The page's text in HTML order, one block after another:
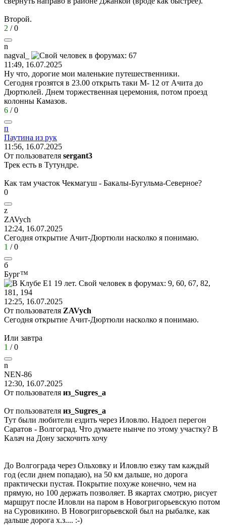
Второй.
2 /0
n
nagval_
11:49, 16.07.2025
Ну что, дорогие мои маленькие путешественники.
Сегодня грозятся в 23.00 открыть таки М- 12 от Ачита до
Дюртюлей. Днем торжественная церемония, потом проезд
колонны Камазов.
6 /0
п
Паутина из рук
11:56, 16.07.2025
От пользователя sergant3
Трек есть в Тутундре.
Как там участок Чекмагуш - Бакалы-Бугульма-Северное?
0
z
ZAVych
12:24, 16.07.2025
Сегодня открытие Ачит-Дюртюли насколко я понимаю.
1 /0
б
Бург™
12:25, 16.07.2025
От пользователя ZAVych
Сегодня открытие Ачит-Дюртюли насколко я понимаю.
Или завтра
1 /0
n
NEN-86
12:30, 16.07.2025
От пользователя из_Sugres_а
От пользователя из_Sugres_а
Тут были любители ездить через Иловлю. Надоел перегон
Саратов - Волгоград. Что думаете нынче по этому участку? В
Калач на Дону заскочить хочу
До Волгограда через Ольховку и Иловлю езжу там каждый
год (если днем попадаю), на 50 км дальше, но дорога
практически пустая. Покрытие похуже конечно, чем на
прямую, но 100 держать позволяет. В якартах смотрю, рисует
маршрут после Иловли на паром в Новогригорьевскую потом
на Суровикино. В Новогригорьевской был на рыбалке, как
дальше дорога х.з.... :-)